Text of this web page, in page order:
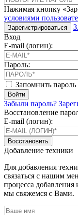
Нажимая кнопку
условиями
Зарегистрироваться
Вход
E-mail (логин):
Пароль:
Запомнить пароль
Войти
Забыли пароль?
Восстановление
E-mail (логин):
Восстановить
Добавление техники
Для добавления
связаться с нашим
процесса
мы свяжемся с Вами.